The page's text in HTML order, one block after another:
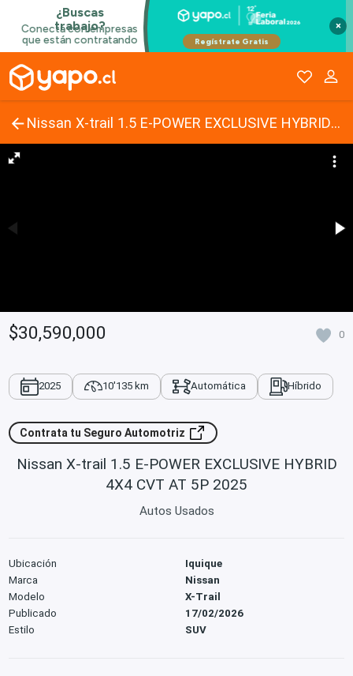
×
Nissan X-trail 1.5 E-POWER EXCLUSIVE HYBRID 4X4 CVT AT 5P 2025
$30,590,000 0
2025 10'135 km Automática Híbrido
Contrata tu Seguro Automotriz
Nissan X-trail 1.5 E-POWER EXCLUSIVE HYBRID
4X4 CVT AT 5P 2025
Autos Usados
Ubicación
Iquique
Marca
Nissan
Modelo
X-Trail
Publicado
17/02/2026
Estilo
SUV